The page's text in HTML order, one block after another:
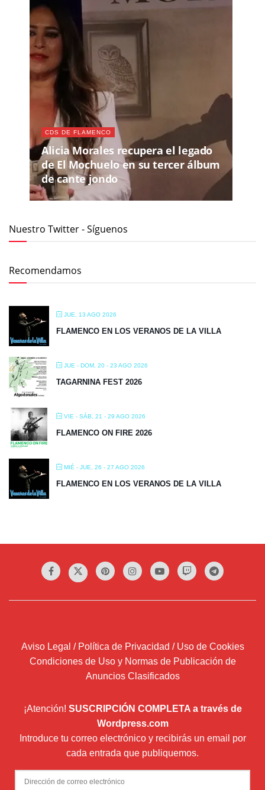
CDS DE FLAMENCO
Alicia Morales recupera el legado
de El Mochuelo en su tercer álbum
de cante jondo
Nuestro Twitter - Síguenos
Recomendamos
JUE, 13 AGO 2026
FLAMENCO EN LOS VERANOS DE LA VILLA
JUE - DOM, 20 - 23 AGO 2026
TAGARNINA FEST 2026
VIE - SÁB, 21 - 29 AGO 2026
FLAMENCO ON FIRE 2026
MIÉ - JUE, 26 - 27 AGO 2026
FLAMENCO EN LOS VERANOS DE LA VILLA
Aviso Legal / Política de Privacidad / Uso de Cookies
Condiciones de Uso y Normas de Publicación de
Anuncios Clasificados
¡Atención! SUSCRIPCIÓN COMPLETA a través de
Wordpress.com
Introduce tu correo electrónico y recibirás un email por
cada entrada que publiquemos.
Dirección